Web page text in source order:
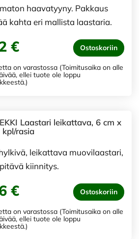
haavatyyny. Pakkaus
kahta eri mallista laastaria.
€ Ostoskoriin
on varastossa (Toimitusaika on alle
ellei tuote ole loppu
Laastari leikattava, 6 cm x
kpl/rasia
leikattava muovilaastari,
kiinnitys.
€ Ostoskoriin
on varastossa (Toimitusaika on alle
ellei tuote ole loppu